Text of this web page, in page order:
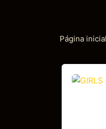
Página inicial